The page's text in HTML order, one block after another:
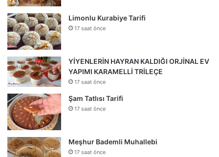
Limonlu Kurabiye Tarifi
17 saat önce
YİYENLERİN HAYRAN KALDIĞI ORJİNAL EV
YAPIMI KARAMELLİ TRİLEÇE
17 saat önce
Şam Tatlısı Tarifi
17 saat önce
Meşhur Bademli Muhallebi
17 saat önce